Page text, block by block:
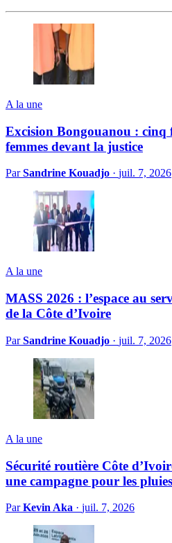
A la une
Excision Bongouanou : cinq
femmes devant la justice
ParSandrine Kouadjo · juil. 7, 2026
A la une
MASS 2026 : l’espace au
de la Côte d’Ivoire
ParSandrine Kouadjo · juil. 7, 2026
A la une
Sécurité routière Côte
une campagne pour les pluies
ParKevin Aka · juil. 7, 2026